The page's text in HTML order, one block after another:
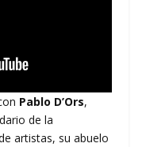
Pablo D’Ors,
de la
artistas, su abuelo